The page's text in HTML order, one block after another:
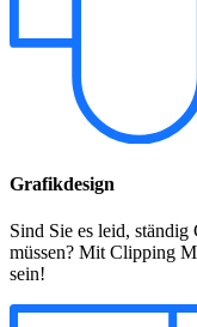
Grafikdesign
Sind Sie es leid,
müssen? Mit Clipping
sein!